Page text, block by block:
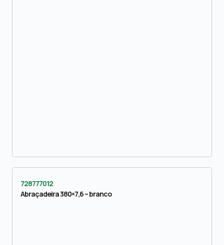
728777012
Abraçadeira 380×7,6 – branco